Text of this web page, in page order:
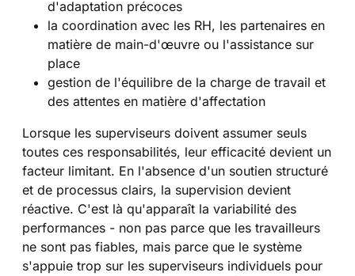
d'adaptation précoces
la coordination avec les RH, les partenaires en
matière de main-d'œuvre ou l'assistance sur
place
gestion de l'équilibre de la charge de travail et
des attentes en matière d'affectation
Lorsque les superviseurs doivent assumer seuls
toutes ces responsabilités, leur efficacité devient un
facteur limitant. En l'absence d'un soutien structuré
et de processus clairs, la supervision devient
réactive. C'est là qu'apparaît la variabilité des
performances - non pas parce que les travailleurs
ne sont pas fiables, mais parce que le système
s'appuie trop sur les superviseurs individuels pour